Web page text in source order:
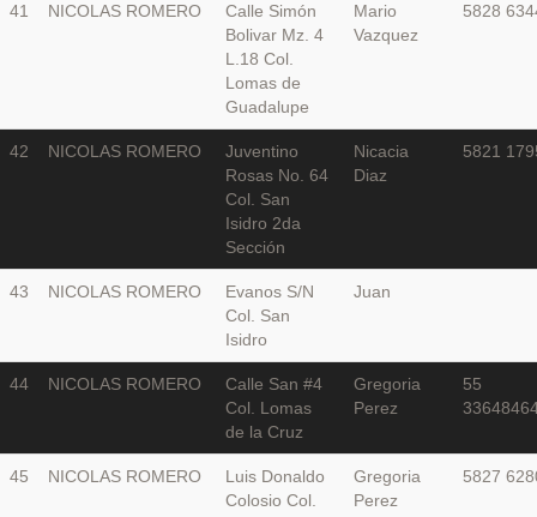
41 NICOLAS ROMERO
Calle Simón
Bolivar Mz. 4
L.18 Col.
Lomas de
Guadalupe
Mario
Vazquez
5828
42 NICOLAS ROMERO
Juventino
Rosas No. 64
Col. San
Isidro 2da
Sección
Nicacia
Diaz
5821
43 NICOLAS ROMERO
Evanos S/N
Col. San
Isidro
Juan
44 NICOLAS ROMERO
Calle San #4
Col. Lomas
de la Cruz
Gregoria
Perez
55
45 NICOLAS ROMERO
Luis Donaldo
Colosio Col.
Gregoria
Perez
5827